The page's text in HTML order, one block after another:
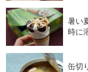
暑い
時に
缶切